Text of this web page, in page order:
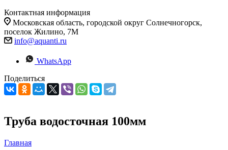
Контактная информация
Московская область, городской округ Солнечногорск,
поселок Жилино, 7М
info@aquanti.ru
WhatsApp
Поделиться
Труба водосточная 100мм
Главная